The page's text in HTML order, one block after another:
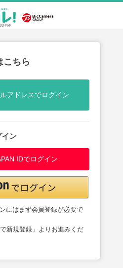
こちら
アドレスでログイン
イン
IDでログイン
にはまず会員登録が必要で
新規登録」よりお進みくだ